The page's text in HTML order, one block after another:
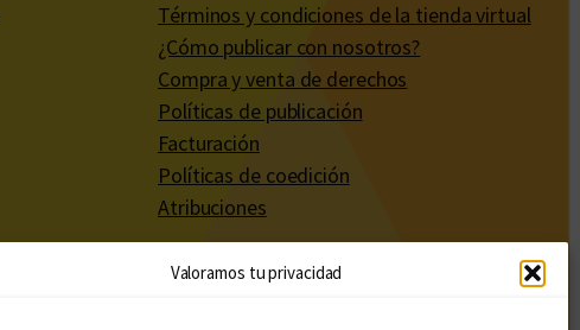
Valoramos tu privacidad
Términos y condiciones de la tienda virtual
¿Cómo publicar con nosotros?
Compra y venta de derechos
Políticas de publicación
Facturación
Políticas de coedición
Atribuciones